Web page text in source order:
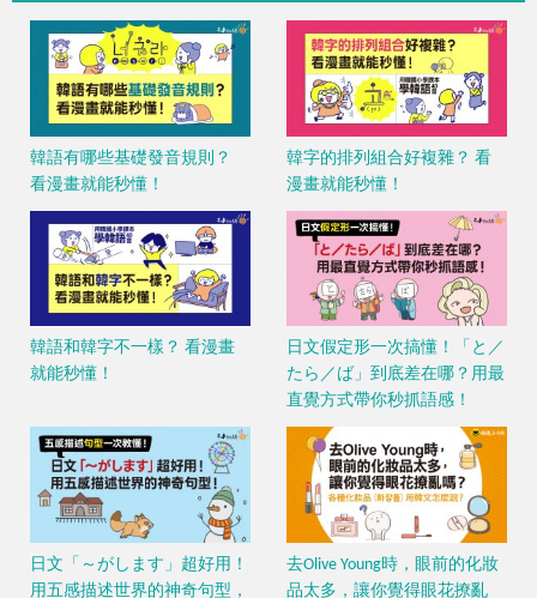
韓語有哪些基礎發音規則？
看漫畫就能秒懂！
韓字的排列組合好複雜？ 看
漫畫就能秒懂！
韓語和韓字不一樣？ 看漫畫
就能秒懂！
日文假定形一次搞懂！「と／
たら／ば」到底差在哪？用最
直覺方式帶你秒抓語感！
日文「～がします」超好用！
用五感描述世界的神奇句型，
去Olive Young時，眼前的化妝
品太多，讓你覺得眼花撩亂